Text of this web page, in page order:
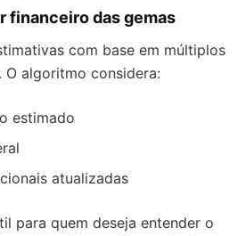
financeiro das gemas
com base em múltiplos
algoritmo considera:
estimado
atualizadas
para quem deseja entender o